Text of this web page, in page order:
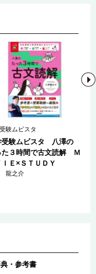
験ムビスタ
受験ムビスタ 八澤の
た３時間で古文読解 Ｍ
ＩＥ×ＳＴＵＤＹ
龍之介
・参考書